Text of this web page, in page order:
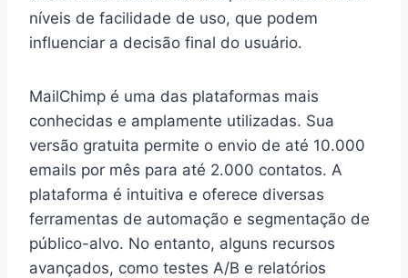
níveis de facilidade de uso, que podem
influenciar a decisão final do usuário.
MailChimp é uma das plataformas mais
conhecidas e amplamente utilizadas. Sua
versão gratuita permite o envio de até 10.000
emails por mês para até 2.000 contatos. A
plataforma é intuitiva e oferece diversas
ferramentas de automação e segmentação de
público-alvo. No entanto, alguns recursos
avançados, como testes A/B e relatórios